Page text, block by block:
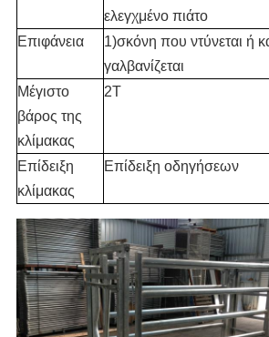
ελεγχμένο πιάτο
Επιφάνεια
1)σκόνη που ντύνεται ή
γαλβανίζεται
Μέγιστο
βάρος της
κλίμακας
2T
Επίδειξη
κλίμακας
Επίδειξη οδηγήσεων